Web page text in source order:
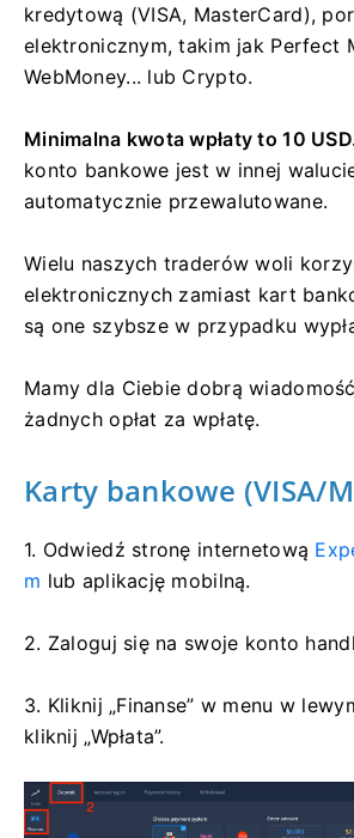
kredytową (VISA, MasterCard),
elektronicznym, takim jak Perfect
WebMoney... lub Crypto.
Minimalna kwota wpłaty to 10
konto bankowe jest w innej
automatycznie przewalutowane.
Wielu naszych traderów woli
elektronicznych zamiast kart
są one szybsze w przypadku
Mamy dla Ciebie dobrą
żadnych opłat za wpłatę.
Karty bankowe (VISA/
1. Odwiedź stronę internetową
m lub aplikację mobilną.
2. Zaloguj się na swoje konto
3. Kliknij „Finanse” w menu w
kliknij „Wpłata”.